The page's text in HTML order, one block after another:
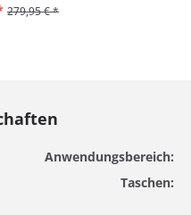
279,95 € *
Anwendungsbereich:
Taschen: